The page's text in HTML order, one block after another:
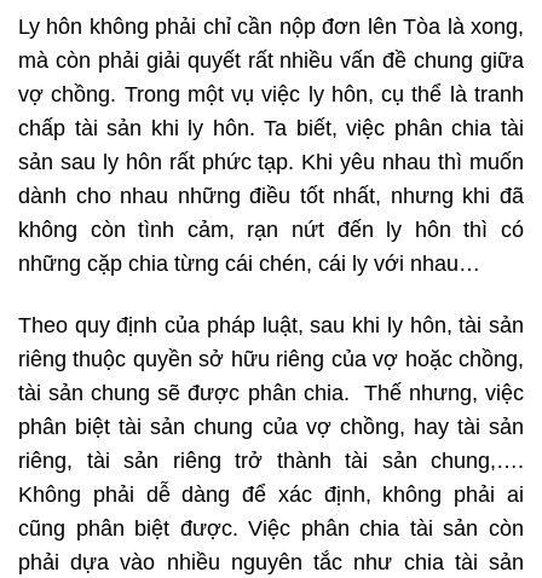
Ly hôn không phải chỉ cần nộp đơn lên Tòa là xong,
mà còn phải giải quyết rất nhiều vấn đề chung giữa
vợ chồng. Trong một vụ việc ly hôn, cụ thể là tranh
chấp tài sản khi ly hôn. Ta biết, việc phân chia tài
sản sau ly hôn rất phức tạp. Khi yêu nhau thì muốn
dành cho nhau những điều tốt nhất, nhưng khi đã
không còn tình cảm, rạn nứt đến ly hôn thì có
những cặp chia từng cái chén, cái ly với nhau…
Theo quy định của pháp luật, sau khi ly hôn, tài sản
riêng thuộc quyền sở hữu riêng của vợ hoặc chồng,
tài sản chung sẽ được phân chia. Thế nhưng, việc
phân biệt tài sản chung của vợ chồng, hay tài sản
riêng, tài sản riêng trở thành tài sản chung,….
Không phải dễ dàng để xác định, không phải ai
cũng phân biệt được. Việc phân chia tài sản còn
phải dựa vào nhiều nguyên tắc như chia tài sản